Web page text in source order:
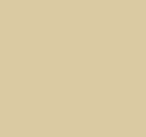
vos coûts avec un
être intégré pour une
deux machines, et
en même temps.